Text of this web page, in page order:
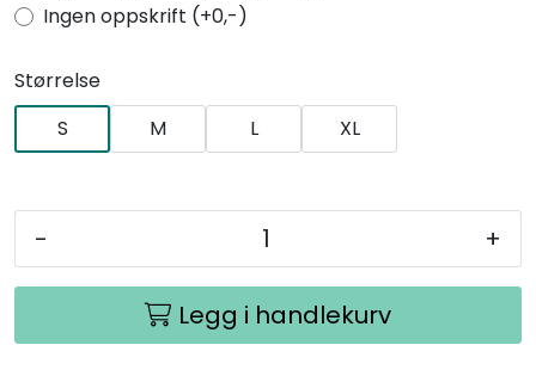
Ingen oppskrift (+0,-)
Størrelse
S
M L XL
- +
Legg i handlekurv